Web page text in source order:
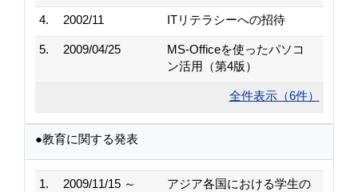
4. 2002/11 ITリテラシーへの招待
5. 2009/04/25
MS-Officeを使ったパソコ
ン活用（第4版）
全件表示（6件）
●教育に関する発表
1. 2009/11/15 ～
アジア各国における学生の